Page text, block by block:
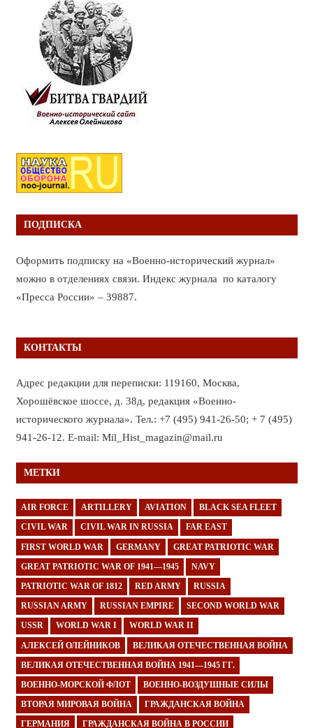
ПОДПИСКА
Оформить подписку на «Военно-исторический журнал»
можно в отделениях связи. Индекс журнала по каталогу
«Пресса России» – 39887.
КОНТАКТЫ
Адрес редакции для переписки: 119160, Москва,
Хорошёвское шоссе, д. 38д, редакция «Военно-
исторического журнала». Тел.: +7 (495) 941-26-50; + 7 (495)
941-26-12. E-mail: Mil_Hist_magazin@mail.ru
МЕТКИ
AIR FORCE ARTILLERY AVIATION BLACK SEA FLEET
CIVIL WAR CIVIL WAR IN RUSSIA FAR EAST
FIRST WORLD WAR GERMANY GREAT PATRIOTIC WAR
GREAT PATRIOTIC WAR OF 1941—1945 NAVY
PATRIOTIC WAR OF 1812 RED ARMY RUSSIA
RUSSIAN ARMY RUSSIAN EMPIRE SECOND WORLD WAR
USSR WORLD WAR I WORLD WAR II
АЛЕКСЕЙ ОЛЕЙНИКОВ ВЕЛИКАЯ ОТЕЧЕСТВЕННАЯ ВОЙНА
ВЕЛИКАЯ ОТЕЧЕСТВЕННАЯ ВОЙНА 1941—1945 ГГ.
ВОЕННО-МОРСКОЙ ФЛОТ ВОЕННО-ВОЗДУШНЫЕ СИЛЫ
ВТОРАЯ МИРОВАЯ ВОЙНА ГРАЖДАНСКАЯ ВОЙНА
ГЕРМАНИЯ ГРАЖДАНСКАЯ ВОЙНА В РОССИИ